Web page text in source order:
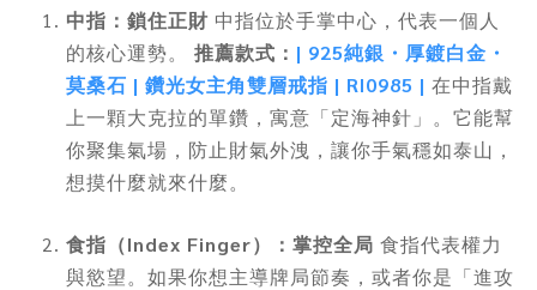
中指：鎖住正財 中指位於手掌中心，代表一個人
的核心運勢。 推薦款式： | 925純銀・厚鍍白金・
莫桑石 | 鑽光女主角雙層戒指 | RI0985 | 在中指戴
上一顆大克拉的單鑽，寓意「定海神針」。它能幫
你聚集氣場，防止財氣外洩，讓你手氣穩如泰山，
想摸什麼就來什麼。
食指（Index Finger）：掌控全局 食指代表權力
與慾望。如果你想主導牌局節奏，或者你是「進攻